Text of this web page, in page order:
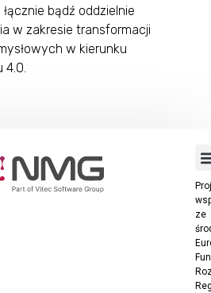
bądź oddzielnie
w zakresie transformacji
w kierunku
4.0.
ze